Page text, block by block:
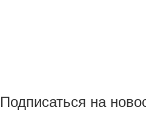
Подписаться на